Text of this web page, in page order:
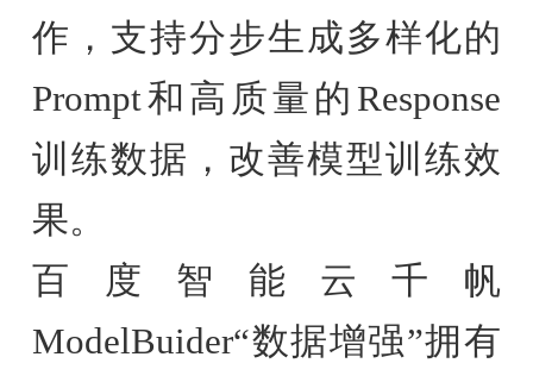
作，支持分步生成多样化的
Prompt和高质量的Response
训练数据，改善模型训练效
果。
百度智能云千帆
ModelBuider“数据增强”拥有